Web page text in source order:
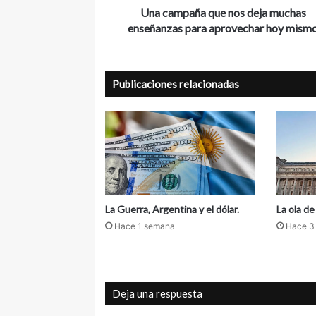
n
i
c
o
n
s
d
e
j
a
m
u
c
h
e
Una campaña que nos deja muchas
enseñanzas para aprovechar hoy
Publicaciones relacionadas
La Guerra, Argentina y el dólar.
Hace 1 semana
La ola
Hace
Deja una respuesta